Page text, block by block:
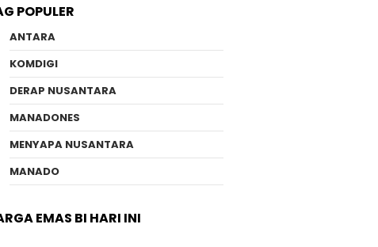
POPULER
ANTARA
KOMDIGI
DERAP NUSANTARA
MANADONES
MENYAPA NUSANTARA
MANADO
EMAS BI HARI INI